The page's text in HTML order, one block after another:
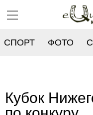
СПОРТ ФОТО
Кубок